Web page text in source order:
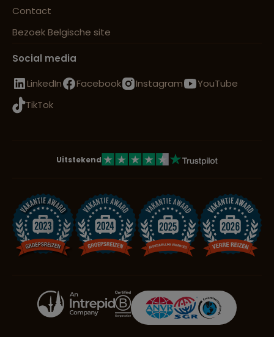
Contact
Bezoek Belgische site
Social media
LinkedIn
Facebook Instagram
YouTube
TikTok
Uitstekend